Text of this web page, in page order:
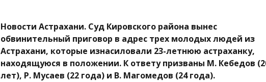
Новости Астрахани. Суд Кировского района вынес
обвинительный приговор в адрес трех молодых людей из
Астрахани, которые изнасиловали 23-летнюю астраханку,
находящуюся в положении. К ответу призваны М. Кебедов
лет), Р. Мусаев (22 года) и В. Магомедов (24 года).